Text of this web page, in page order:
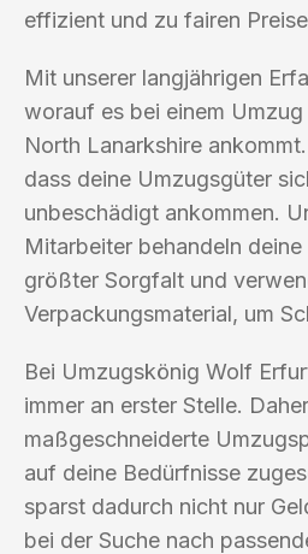
effizient und zu fairen
Mit unserer langjährigen
worauf es bei einem
North Lanarkshire
dass deine Umzugsgüter
unbeschädigt ankommen.
Mitarbeiter behandeln
größter Sorgfalt und
Verpackungsmaterial, um
Bei Umzugskönig Wolf
immer an erster Stelle.
maßgeschneiderte
auf deine Bedürfnisse
sparst dadurch nicht nur
bei der Suche nach